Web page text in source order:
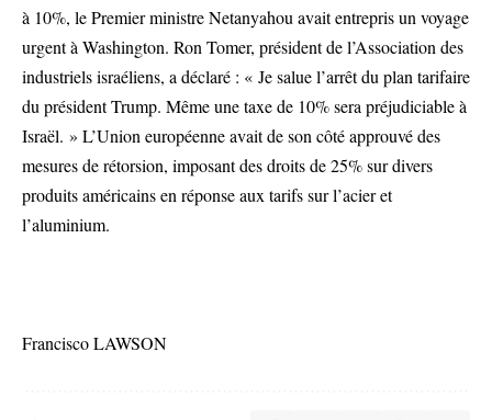
à 10%, le Premier ministre Netanyahou avait entrepris un voyage
urgent à Washington. Ron Tomer, président de l’Association des
industriels israéliens, a déclaré : « Je salue l’arrêt du plan tarifaire
du président Trump. Même une taxe de 10% sera préjudiciable à
Israël. » L’Union européenne avait de son côté approuvé des
mesures de rétorsion, imposant des droits de 25% sur divers
produits américains en réponse aux tarifs sur l’acier et
l’aluminium.
Francisco LAWSON